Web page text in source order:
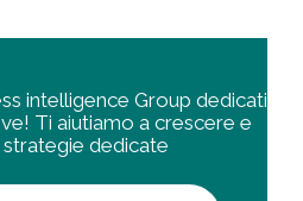
intelligence Group dedicati
Ti aiutiamo a crescere e
dedicate